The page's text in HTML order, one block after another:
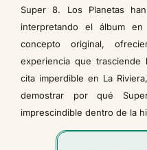
Super 8. Los Planetas
interpretando el álbum
concepto original,
experiencia que
cita imperdible en La
demostrar por qué
imprescindible dentro de la